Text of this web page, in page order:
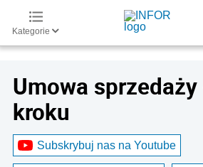
Kategorie
Umowa
kroku
Subskrybuj nas na Youtube